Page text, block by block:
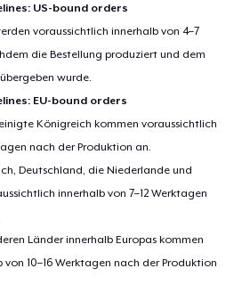
US-bound orders
voraussichtlich innerhalb von 4–7
die Bestellung produziert und dem
wurde.
EU-bound orders
Königreich kommen voraussichtlich
nach der Produktion an.
Deutschland, die Niederlande und
innerhalb von 7–12 Werktagen
Länder innerhalb Europas kommen
10–16 Werktagen nach der Produktion